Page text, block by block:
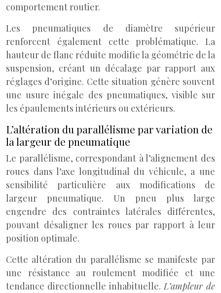
comportement routier.
Les pneumatiques de diamètre supérieur
renforcent également cette problématique. La
hauteur de flanc réduite modifie la géométrie de la
suspension, créant un décalage par rapport aux
réglages d’origine. Cette situation génère souvent
une usure inégale des pneumatiques, visible sur
les épaulements intérieurs ou extérieurs.
L’altération du parallélisme par variation de
la largeur de pneumatique
Le parallélisme, correspondant à l’alignement des
roues dans l’axe longitudinal du véhicule, a une
sensibilité particulière aux modifications de
largeur pneumatique. Un pneu plus large
engendre des contraintes latérales différentes,
pouvant désaligner les roues par rapport à leur
position optimale.
Cette altération du parallélisme se manifeste par
une résistance au roulement modifiée et une
tendance directionnelle inhabituelle.L’ampleur de